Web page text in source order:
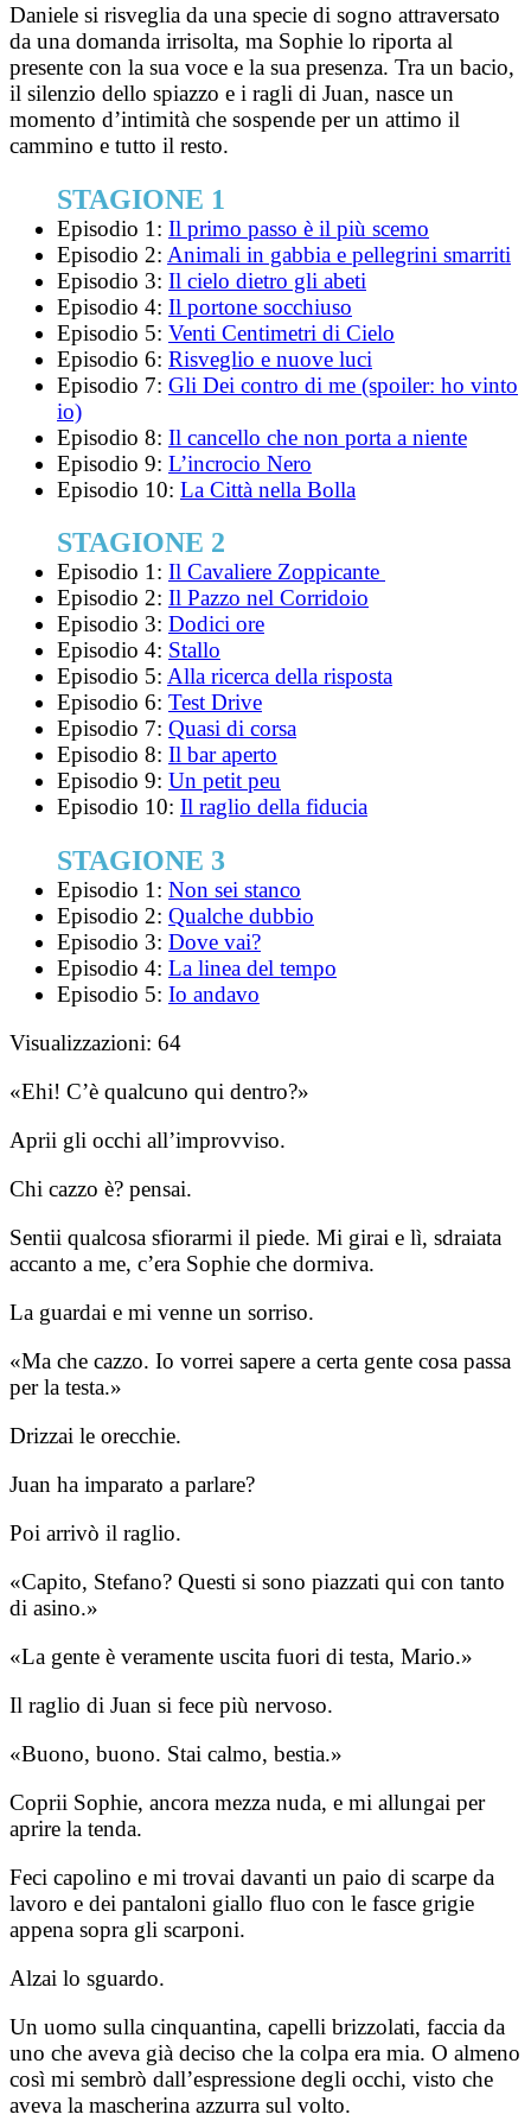
Daniele si risveglia da una specie di sogno attraversato
da una domanda irrisolta, ma Sophie lo riporta al
presente con la sua voce e la sua presenza. Tra un bacio,
il silenzio dello spiazzo e i ragli di Juan, nasce un
momento d’intimità che sospende per un attimo il
cammino e tutto il resto.
STAGIONE 1
Episodio 1: Il primo passo è il più scemo
Episodio 2: Animali in gabbia e pellegrini smarriti
Episodio 3: Il cielo dietro gli abeti
Episodio 4: Il portone socchiuso
Episodio 5: Venti Centimetri di Cielo
Episodio 6: Risveglio e nuove luci
Episodio 7: Gli Dei contro di me (spoiler: ho vinto
io)
Episodio 8: Il cancello che non porta a niente
Episodio 9: L’incrocio Nero
Episodio 10: La Città nella Bolla
STAGIONE 2
Episodio 1: Il Cavaliere Zoppicante
Episodio 2: Il Pazzo nel Corridoio
Episodio 3: Dodici ore
Episodio 4: Stallo
Episodio 5: Alla ricerca della risposta
Episodio 6: Test Drive
Episodio 7: Quasi di corsa
Episodio 8: Il bar aperto
Episodio 9: Un petit peu
Episodio 10: Il raglio della fiducia
STAGIONE 3
Episodio 1: Non sei stanco
Episodio 2: Qualche dubbio
Episodio 3: Dove vai?
Episodio 4: La linea del tempo
Episodio 5: Io andavo
Visualizzazioni: 64
«Ehi! C’è qualcuno qui dentro?»
Aprii gli occhi all’improvviso.
Chi cazzo è? pensai.
Sentii qualcosa sfiorarmi il piede. Mi girai e lì, sdraiata
accanto a me, c’era Sophie che dormiva.
La guardai e mi venne un sorriso.
«Ma che cazzo. Io vorrei sapere a certa gente cosa passa
per la testa.»
Drizzai le orecchie.
Juan ha imparato a parlare?
Poi arrivò il raglio.
«Capito, Stefano? Questi si sono piazzati qui con tanto
di asino.»
«La gente è veramente uscita fuori di testa, Mario.»
Il raglio di Juan si fece più nervoso.
«Buono, buono. Stai calmo, bestia.»
Coprii Sophie, ancora mezza nuda, e mi allungai per
aprire la tenda.
Feci capolino e mi trovai davanti un paio di scarpe da
lavoro e dei pantaloni giallo fluo con le fasce grigie
appena sopra gli scarponi.
Alzai lo sguardo.
Un uomo sulla cinquantina, capelli brizzolati, faccia da
uno che aveva già deciso che la colpa era mia. O almeno
così mi sembrò dall’espressione degli occhi, visto che
aveva la mascherina azzurra sul volto.